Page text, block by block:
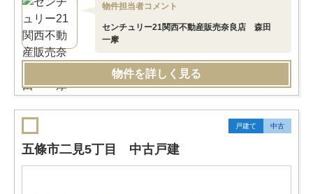
物件担当者コメント
センチュリー21関西不動産販売奈良店 森田
一摩
物件を詳しく見る
戸建て 中古
五條市二見5丁目 中古戸建